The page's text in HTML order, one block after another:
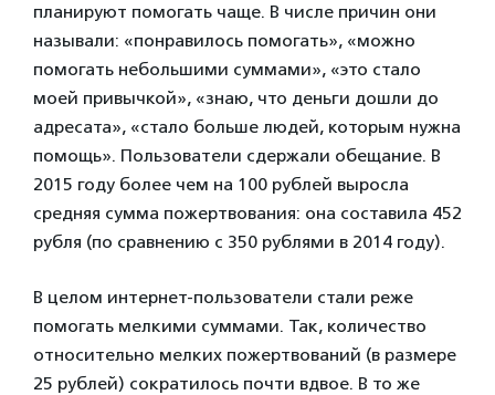
планируют помогать чаще. В числе причин они
называли: «понравилось помогать», «можно
помогать небольшими суммами», «это стало
моей привычкой», «знаю, что деньги дошли до
адресата», «стало больше людей, которым нужна
помощь». Пользователи сдержали обещание. В
2015 году более чем на 100 рублей выросла
средняя сумма пожертвования: она составила 452
рубля (по сравнению с 350 рублями в 2014 году).
В целом интернет-пользователи стали реже
помогать мелкими суммами. Так, количество
относительно мелких пожертвований (в размере
25 рублей) сократилось почти вдвое. В то же